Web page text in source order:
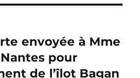
envoyée à Mme
pour
de l’îlot Bagan